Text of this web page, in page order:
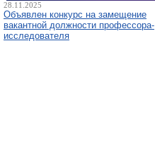
28.11.2025
Объявлен конкурс на замещение
вакантной должности профессора-
исследователя